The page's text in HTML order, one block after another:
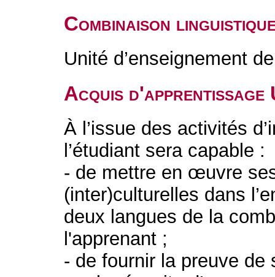
Combinaison
Unité d’enseignement
Acquis d'apprentissage
À l’issue des activités
l’étudiant sera capable :
- de mettre en œuvre
(inter)culturelles dans
deux langues de la
l'apprenant ;
- de fournir la preuve de